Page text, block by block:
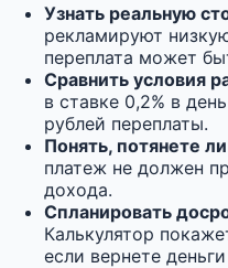
Узнать реальную
рекламируют
переплата может
Сравнить условия
в ставке 0,2% в
рублей переплаты.
Понять, потянете
платеж не должен
дохода.
Спланировать
Калькулятор
если вернете